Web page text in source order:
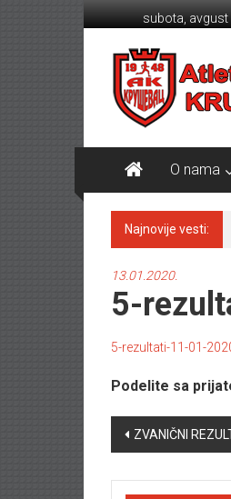
subota, avgust
Atletski
O nama
Najnovije vesti:
13.01.2020.
5-
5-rezultati-11-01-
Podelite sa
Post
ZVANIČNI